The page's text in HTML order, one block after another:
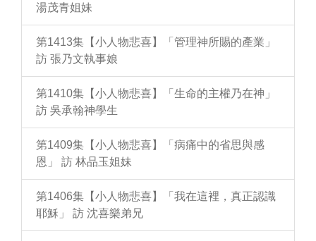
湯茂青姐妹
第1413集【小人物悲喜】「管理神所賜的產業」
訪 張乃文執事娘
第1410集【小人物悲喜】「生命的主權乃在神」
訪 吳承翰神學生
第1409集【小人物悲喜】「病痛中的省思與感
恩」 訪 林品玉姐妹
第1406集【小人物悲喜】「我在這裡，真正認識
耶穌」 訪 沈喜樂弟兄